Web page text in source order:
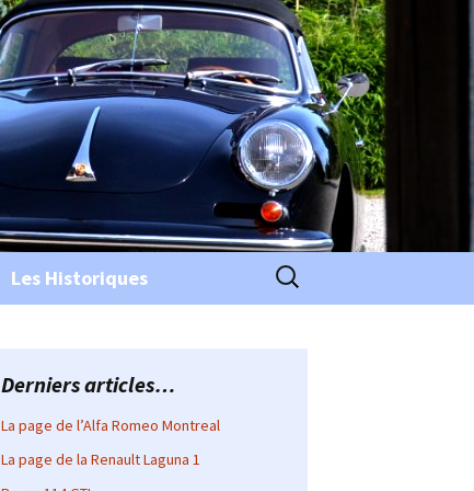
Les Historiques Rechercher :
Derniers articles…
La page de l’Alfa Romeo Montreal
La page de la Renault Laguna 1